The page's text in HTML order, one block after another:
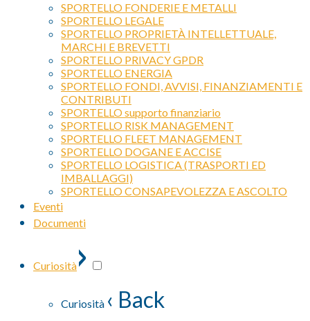
SPORTELLO FONDERIE E METALLI
SPORTELLO LEGALE
SPORTELLO PROPRIETÀ INTELLETTUALE,
MARCHI E BREVETTI
SPORTELLO PRIVACY GPDR
SPORTELLO ENERGIA
SPORTELLO FONDI, AVVISI, FINANZIAMENTI E
CONTRIBUTI
SPORTELLO supporto finanziario
SPORTELLO RISK MANAGEMENT
SPORTELLO FLEET MANAGEMENT
SPORTELLO DOGANE E ACCISE
SPORTELLO LOGISTICA (TRASPORTI ED
IMBALLAGGI)
SPORTELLO CONSAPEVOLEZZA E ASCOLTO
Eventi
Documenti
Curiosità›
Curiosità ‹ Back